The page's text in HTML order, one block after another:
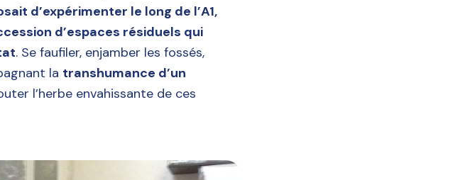
d’expérimenter le long de l’A1,
d’espaces résiduels qui
. Se faufiler, enjamber les fossés,
la transhumance d’un
l’herbe envahissante de ces